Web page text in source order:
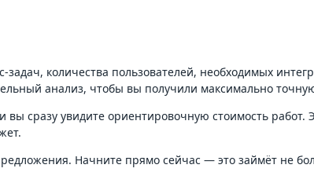
количества пользователей, необходимых
анализ, чтобы вы получили максимально
вы сразу увидите ориентировочную стоимость работ.
Начните прямо сейчас — это займёт не